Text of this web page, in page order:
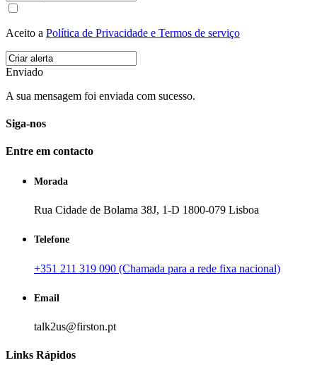
Aceito a Política de Privacidade e Termos de serviço
Enviado
A sua mensagem foi enviada com sucesso.
Siga-nos
Entre em contacto
Morada
Rua Cidade de Bolama 38J, 1-D 1800-079 Lisboa
Telefone
+351 211 319 090 (Chamada para a rede fixa nacional)
Email
talk2us@firston.pt
Links Rápidos